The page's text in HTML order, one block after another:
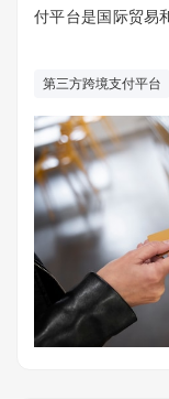
付平台是国际贸易
第三方跨境支付平台